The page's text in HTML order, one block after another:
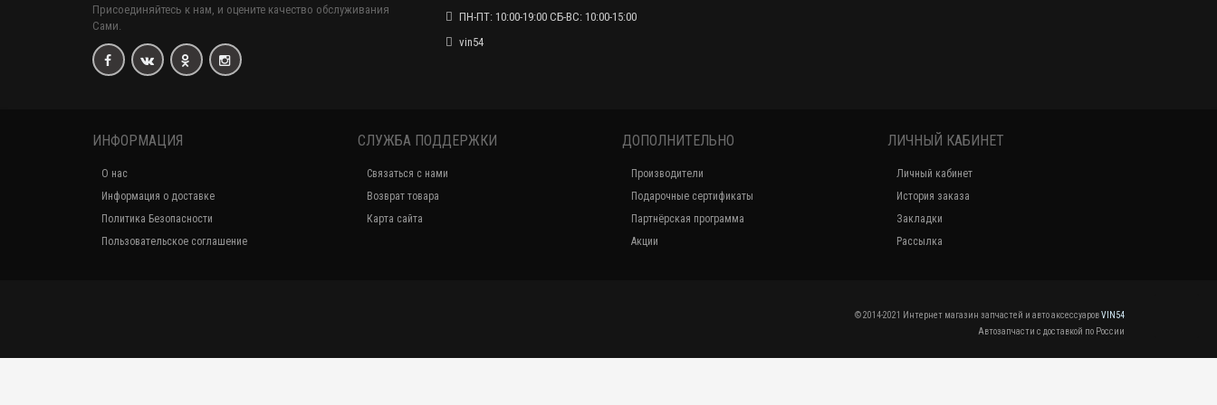
Присоединяйтесь к нам, и оцените качество обслуживания
Сами.
ПН-ПТ: 10:00-19:00 СБ-ВС: 10:00-15:00
vin54
ИНФОРМАЦИЯ
О нас
Информация о доставке
Политика Безопасности
Пользовательское соглашение
СЛУЖБА ПОДДЕРЖКИ
Связаться с нами
Возврат товара
Карта сайта
ДОПОЛНИТЕЛЬНО
Производители
Подарочные сертификаты
Партнёрская программа
Акции
ЛИЧНЫЙ КАБИНЕТ
Личный кабинет
История заказа
Закладки
Рассылка
© 2014-2021 Интернет магазин запчастей и авто аксессуаровVIN54
Автозапчасти с доставкой по России